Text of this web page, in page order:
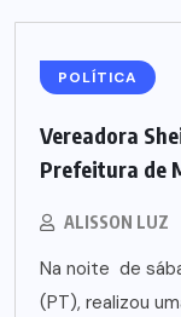
POLÍTICA
Vereadora
Prefeitura de
ALISSON LUZ
Na noite de
(PT), realizou